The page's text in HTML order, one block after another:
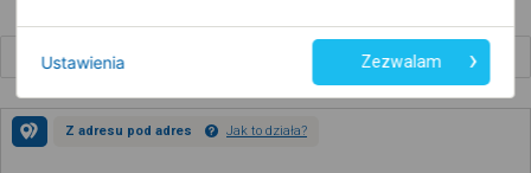
Z adresu pod adres Jak to działa?
Ustawienia Zezwalam